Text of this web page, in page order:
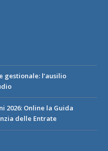
gestionale: l’ausilio
2026: Online la Guida
delle Entrate